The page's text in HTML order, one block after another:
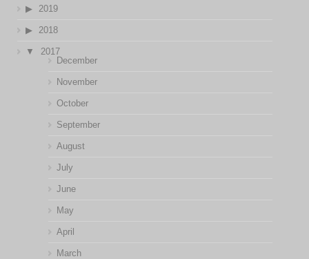
2019
2018
2017
December
November
October
September
August
July
June
May
April
March